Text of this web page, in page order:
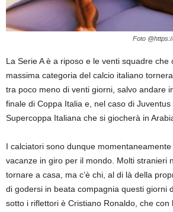
Foto
La Serie A è a riposo e le venti squadre che
massima categoria del calcio italiano
tra poco meno di venti giorni, salvo andare
finale di Coppa Italia e, nel caso di
Supercoppa Italiana che si giocherà in
I calciatori sono dunque
vacanze in giro per il mondo. Molti stranieri
tornare a casa, ma c’è chi, al di là della
di godersi in beata compagnia questi giorni
sotto i riflettori è Cristiano Ronaldo, che con